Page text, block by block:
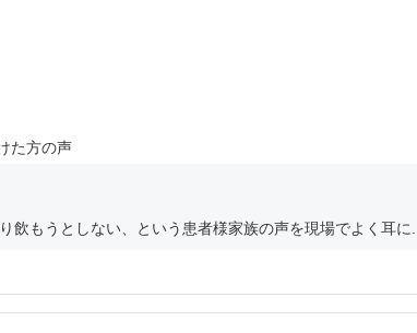
た方の声
飲もうとしない、という患者様家族の声を現場でよく耳に...